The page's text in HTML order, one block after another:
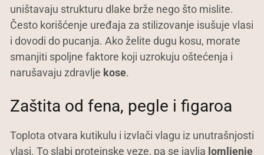
uništavaju strukturu dlake brže nego što mislite.
Često korišćenje uređaja za stilizovanje isušuje vlasi
i dovodi do pucanja. Ako želite dugu kosu, morate
smanjiti spoljne faktore koji uzrokuju oštećenja i
narušavaju zdravlje kose.
Zaštita od fena, pegle i figaroa
Toplota otvara kutikulu i izvlači vlagu iz unutrašnjosti
vlasi. To slabi proteinske veze, pa se javlja lomljenje